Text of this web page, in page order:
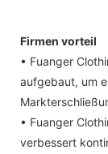
Firmen vorteil
• Fuanger
aufgebaut, um
• Fuanger
verbessert